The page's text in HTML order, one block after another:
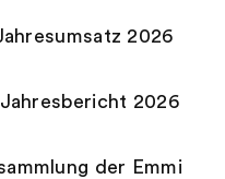
2026
2026
der Emmi